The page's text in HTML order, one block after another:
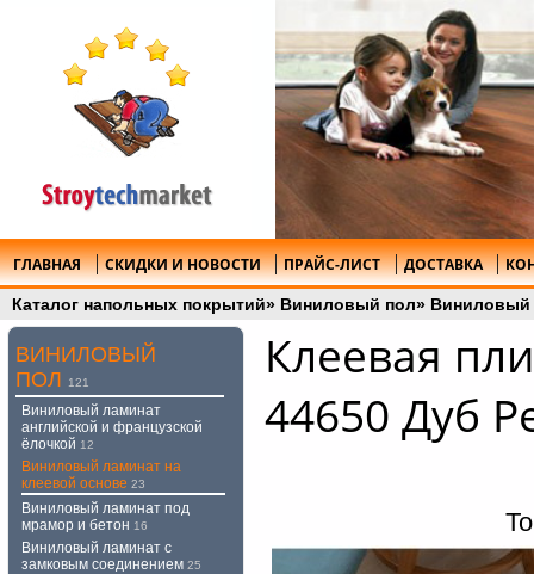
ГЛАВНАЯ СКИДКИ И НОВОСТИ ПРАЙС-ЛИСТ ДОСТАВКА
Каталог напольных покрытий» Виниловый пол» Виниловый
Клеевая
44650 Дуб
ВИНИЛОВЫЙ
ПОЛ
121
Виниловый ламинат
английской и французской
ёлочкой 12
Виниловый ламинат на
клеевой основе 23
Виниловый ламинат под
мрамор и бетон 16
Виниловый ламинат с
замковым соединением 25